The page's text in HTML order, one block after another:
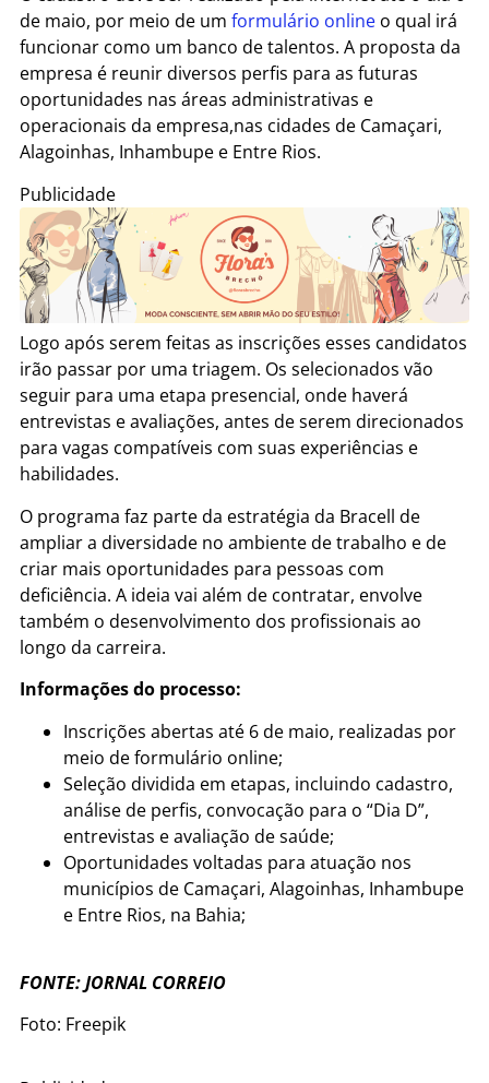
de maio, por meio de um formulário online o qual irá
funcionar como um banco de talentos. A proposta da
empresa é reunir diversos perfis para as futuras
oportunidades nas áreas administrativas e
operacionais da empresa,nas cidades de Camaçari,
Alagoinhas, Inhambupe e Entre Rios.
Publicidade
Logo após serem feitas as inscrições esses candidatos
irão passar por uma triagem. Os selecionados vão
seguir para uma etapa presencial, onde haverá
entrevistas e avaliações, antes de serem direcionados
para vagas compatíveis com suas experiências e
habilidades.
O programa faz parte da estratégia da Bracell de
ampliar a diversidade no ambiente de trabalho e de
criar mais oportunidades para pessoas com
deficiência. A ideia vai além de contratar, envolve
também o desenvolvimento dos profissionais ao
longo da carreira.
Informações do processo:
Inscrições abertas até 6 de maio, realizadas por
meio de formulário online;
Seleção dividida em etapas, incluindo cadastro,
análise de perfis, convocação para o “Dia D”,
entrevistas e avaliação de saúde;
Oportunidades voltadas para atuação nos
municípios de Camaçari, Alagoinhas, Inhambupe
e Entre Rios, na Bahia;
FONTE: JORNAL CORREIO
Foto: Freepik